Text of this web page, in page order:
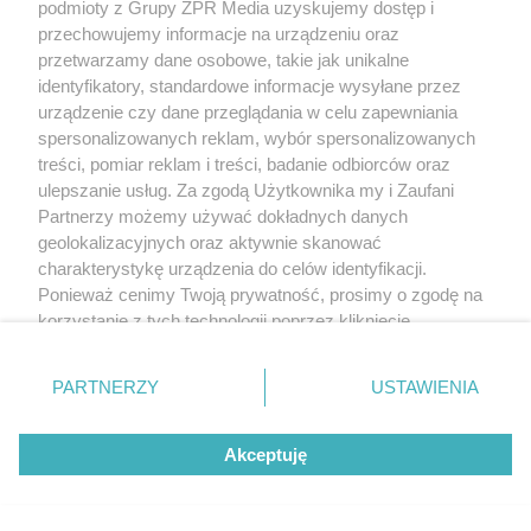
10:00
6 DRM.06 Produkcja mas włóknistych i wytworów
papierniczych 10:00
7 DRM.07 Przetwórstwo wytworów papierniczych
12:00
8 DRM.08 Organizacja i prowadzenie procesów
przetwarzania drewna i materiałów
drewnopochodnych 12:00
BRANŻA EKONOMICZNO-ADMINISTRACYJNA
1 EKA.01 Obsługa klienta w jednostkach
administracji 10:00
2 EKA.02 Organizacja i prowadzenie archiwum
podmioty z Grupy ZPR Media uzyskujemy dostęp i
przechowujemy informacje na urządzeniu oraz
przetwarzamy dane osobowe, takie jak unikalne
identyfikatory, standardowe informacje wysyłane przez
urządzenie czy dane przeglądania w celu zapewniania
spersonalizowanych reklam, wybór spersonalizowanych
treści, pomiar reklam i treści, badanie odbiorców oraz
ulepszanie usług. Za zgodą Użytkownika my i Zaufani
Partnerzy możemy używać dokładnych danych
geolokalizacyjnych oraz aktywnie skanować
charakterystykę urządzenia do celów identyfikacji.
Ponieważ cenimy Twoją prywatność, prosimy o zgodę na
korzystanie z tych technologii poprzez kliknięcie
zmienić/wycofać klikając przycisk ustawień prywatności
znajdujący się w lewym dolnym rogu strony
rodzaje przetwarzania danych nie wymagają zgody
użytkownika, ale masz prawo sprzeciwić się takiemu
przetwarzaniu. Preferencje będą miały zastosowanie tylko
PARTNERZY USTAWIENIA
Akceptuję